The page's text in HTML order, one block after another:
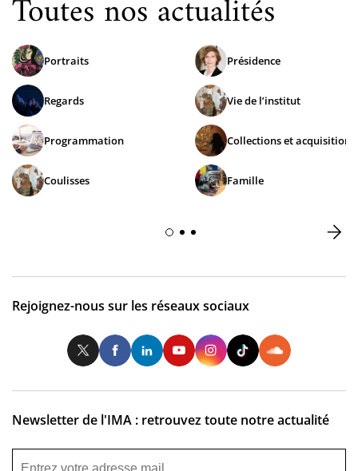
Toutes nos actualités
Portraits
Regards
Programmation
Coulisses
Présidence
Vie de l’institut
Collections et acquisitions
Famille
Rejoignez-nous sur les réseaux sociaux
TwitterFacebookLinkedInYoutubeInstagram
Newsletter de l'IMA : retrouvez toute notre actualité